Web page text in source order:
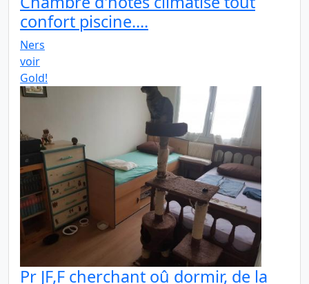
confort piscine....
Ners
voir
Gold!
Pr JF,F cherchant oû dormir, de la